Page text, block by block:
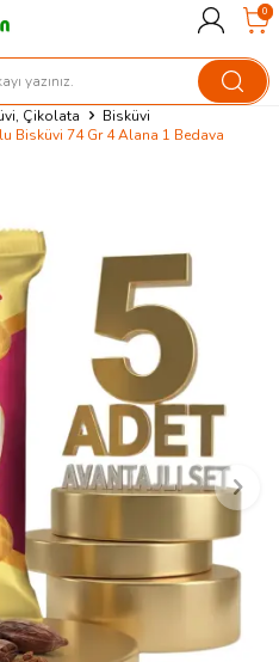
0
Çikolata
Bisküvi
Bisküvi 74 Gr 4 Alana 1 Bedava